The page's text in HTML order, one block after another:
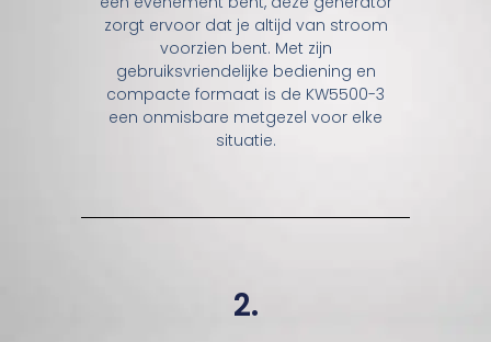
zorgt ervoor dat je altijd van stroom
voorzien bent. Met zijn
gebruiksvriendelijke bediening en
compacte formaat is de KW5500-3
een onmisbare metgezel voor elke
situatie.
2.